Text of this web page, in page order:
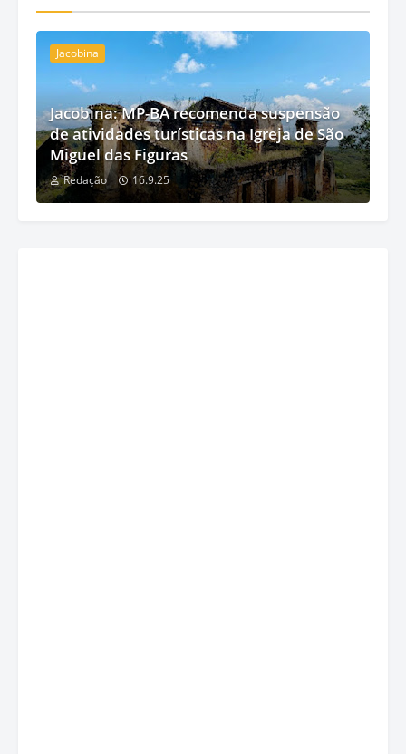
Jacobina
Jacobina: MP-BA recomenda suspensão
de atividades turísticas na Igreja de São
Miguel das Figuras
Redação 16.9.25